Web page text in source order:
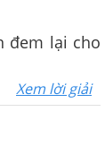
đem lại cho
Xem lời giải